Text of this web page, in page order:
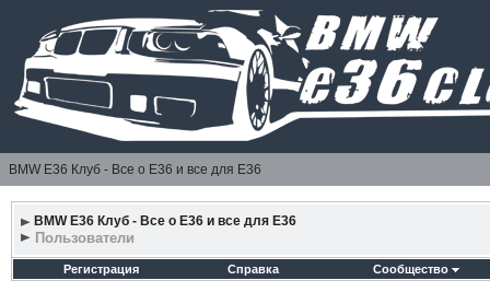
BMW E36 Клуб - Все о Е36 и все для Е36
BMW E36 Клуб - Все о Е36 и все для Е36
Пользователи
Регистрация Справка Сообщество